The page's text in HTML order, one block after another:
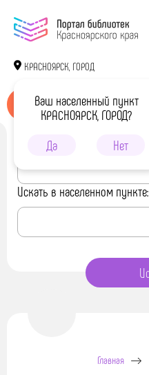
КРАСНОЯРСК, ГОРОД
Ваш населенный пункт
КРАСНОЯРСК, ГОРОД?
Да
Нет
Искать в библиотеке:
Искать в населенном пункте:
Главная